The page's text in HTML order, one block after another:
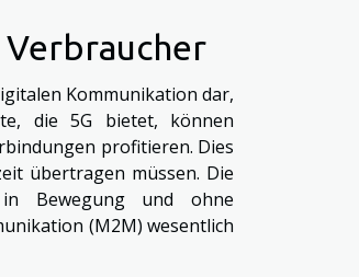
Kommunikation dar,
die 5G bietet, können
profitieren. Dies
übertragen müssen. Die
Bewegung und ohne
(M2M) wesentlich